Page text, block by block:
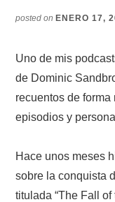
posted on ENERO 17,
Uno de mis
de Dominic
recuentos de
episodios y
Hace unos meses
sobre la conquista
titulada “The Fall of